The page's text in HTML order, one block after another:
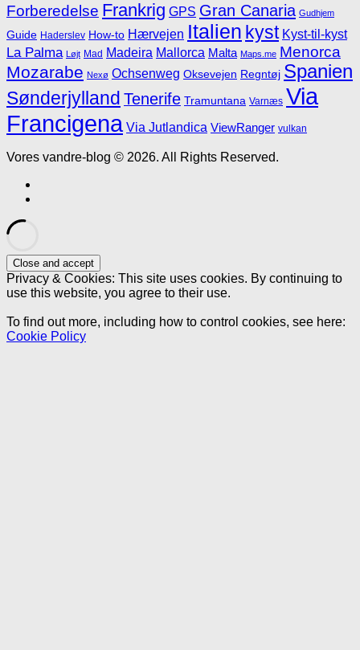
Forberedelse Frankrig GPS Gran Canaria Gudhjem
Guide Haderslev How-to Hærvejen Italien kyst Kyst-til-kyst
La Palma Løjt Mad Madeira Mallorca Malta Maps.me Menorca
Mozarabe Nexø Ochsenweg Oksevejen Regntøj Spanien
Sønderjylland Tenerife Tramuntana Varnæs Via
Francigena Via Jutlandica ViewRanger vulkan
Vores vandre-blog © 2026. All Rights Reserved.
Privacy & Cookies: This site uses cookies. By continuing to
use this website, you agree to their use.
To find out more, including how to control cookies, see here:
Cookie Policy